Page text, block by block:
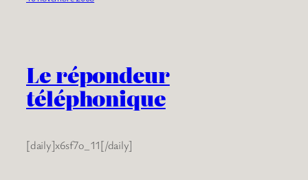
Le répondeur
téléphonique
[daily]x6sf7o_11[/daily]